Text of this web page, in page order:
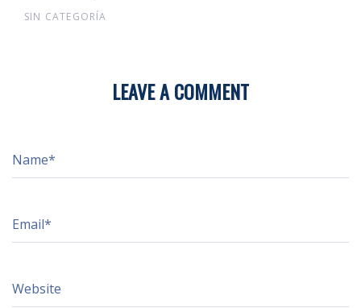
SIN CATEGORÍA
LEAVE A COMMENT
Name*
Email*
Website